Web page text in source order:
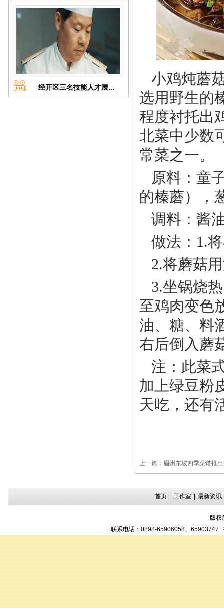
经开区三名技能人才展...
小鸡炖蘑
选用野生的
程度衬托出
北菜中少数
常菜之一。
原料：童
的榛蘑），
调料：酱
做法：1.
2.将蘑菇
3.坐锅烧
至鸡肉变色
油、糖、料
右后倒入蘑
注：此菜
加上绿豆粉
天吃，还有
上一篇： 眉州东坡四季菜谱推
首页 工作室 最新资讯
版权
联系电话：0898-65906058、65903747